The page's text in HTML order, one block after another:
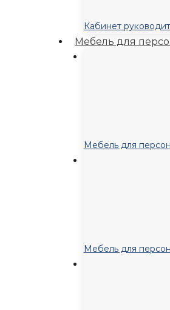
Кабинет
Мебель для
Мебель для
Мебель для